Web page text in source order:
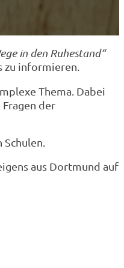
in den Ruhestand“
zu informieren.
Thema. Dabei
der
aus Dortmund auf